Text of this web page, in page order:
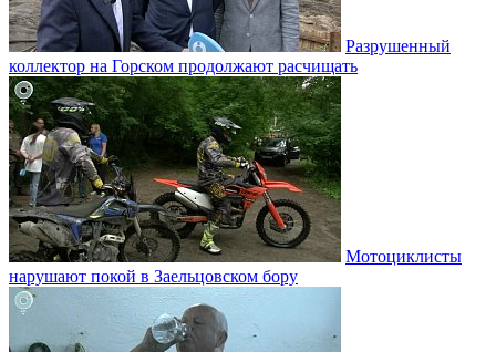
Разрушенный
коллектор на Горском продолжают расчищать
Мотоциклисты
нарушают покой в Заельцовском бору